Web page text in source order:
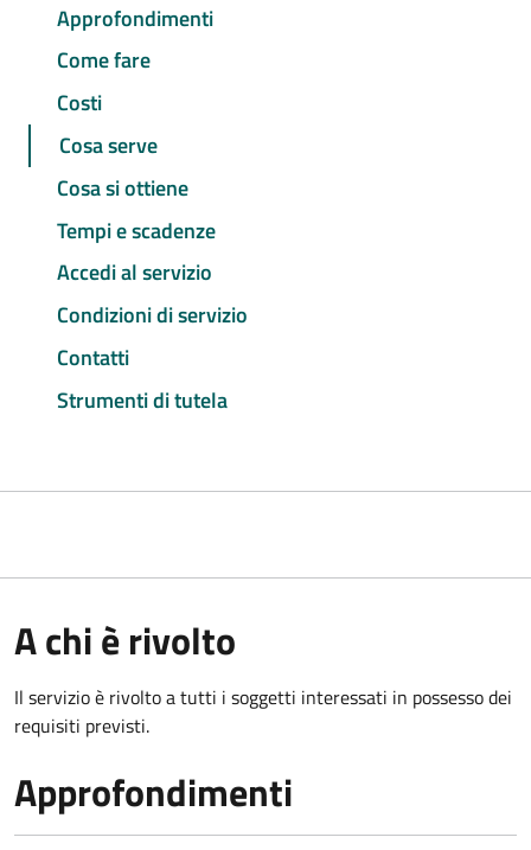
Approfondimenti
Come fare
Costi
Cosa serve
Cosa si ottiene
Tempi e scadenze
Accedi al servizio
Condizioni di servizio
Contatti
Strumenti di tutela
A chi è rivolto
Il servizio è rivolto a tutti i soggetti interessati in possesso dei
requisiti previsti.
Approfondimenti